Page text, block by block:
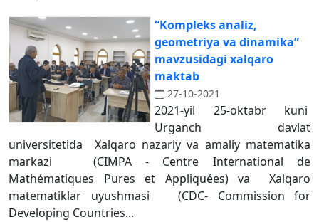
“Kompleks analiz,
geometriya va dinamika”
mavzusidagi xalqaro
maktab
27-10-2021
2021-yil 25-oktabr kuni
Urganch davlat
universitetida Xalqaro nazariy va amaliy matematika
markazi (CIMPA - Centre International de
Mathématiques Pures et Appliquées) va Xalqaro
matematiklar uyushmasi (CDC- Commission for
Developing Countries...